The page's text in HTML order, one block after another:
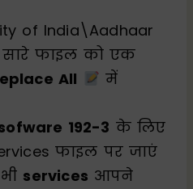
of India\Aadhaar
सारे फाइल को एक
All
में
192-3 के लिए
फाइल पर जाएं
services आपने